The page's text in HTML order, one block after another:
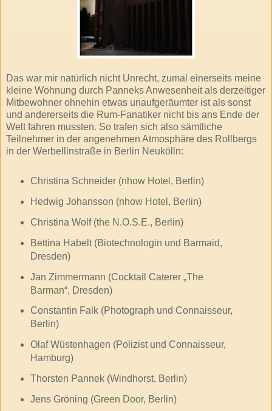
Das war mir natürlich nicht Unrecht, zumal einerseits meine
kleine Wohnung durch Panneks Anwesenheit als derzeitiger
Mitbewohner ohnehin etwas unaufgeräumter ist als sonst
und andererseits die Rum-Fanatiker nicht bis ans Ende der
Welt fahren mussten. So trafen sich also sämtliche
Teilnehmer in der angenehmen Atmosphäre des Rollbergs
in der Werbellinstraße in Berlin Neukölln:
Christina Schneider (nhow Hotel , Berlin)
Hedwig Johansson (nhow Hotel , Berlin)
Christina Wolf (the N.O.S.E., Berlin)
Bettina Habelt (Biotechnologin und Barmaid,
Dresden)
Jan Zimmermann (Cocktail Caterer „The
Barman“, Dresden)
Constantin Falk (Photograph und Connaisseur,
Berlin)
Olaf Wüstenhagen (Polizist und Connaisseur,
Hamburg)
Thorsten Pannek (Windhorst, Berlin)
Jens Gröning (Green Door, Berlin)